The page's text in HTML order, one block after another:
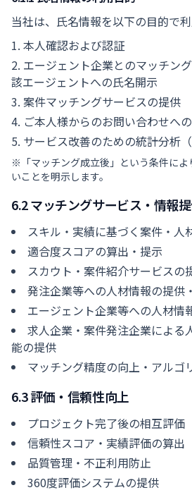
当社は、氏名情報を以下の目的で
本人確認および認証
エージェント企業とのマッチン
該エージェントへの氏名開示
案件マッチングサービスの提供
ご本人様からのお問い合わせへ
サービス改善のための統計分析（
※「マッチング成立後」という条件によ
いことを明示します。
6.2 マッチングサービス・情報
スキル・実績に基づく案件・人
適合度スコアの算出・提示
スカウト・案件紹介サービスの
発注企業等への人材情報の提供
エージェント企業等への人材情
求人企業・案件発注企業による
能の提供
マッチング精度の向上・アルゴ
6.3 評価・信頼性向上
プロジェクト完了後の相互評価
信頼性スコア・実績評価の算出
品質管理・不正利用防止
360度評価システムの提供